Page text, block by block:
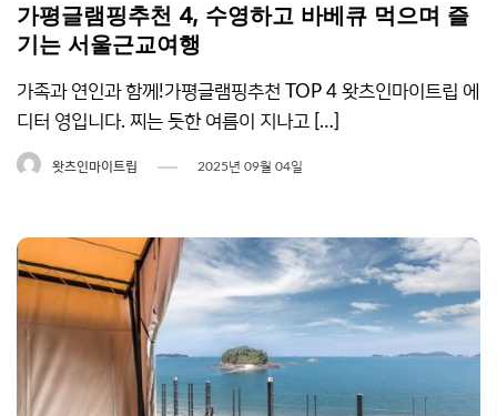
가평글램핑추천 4, 수영하고 바베큐 먹으며 즐
기는 서울근교여행
가족과 연인과 함께!가평글램핑추천 TOP 4 왓츠인마이트립 에
디터 영입니다. 찌는 듯한 여름이 지나고 […]
왓츠인마이트립 2025년 09월 04일